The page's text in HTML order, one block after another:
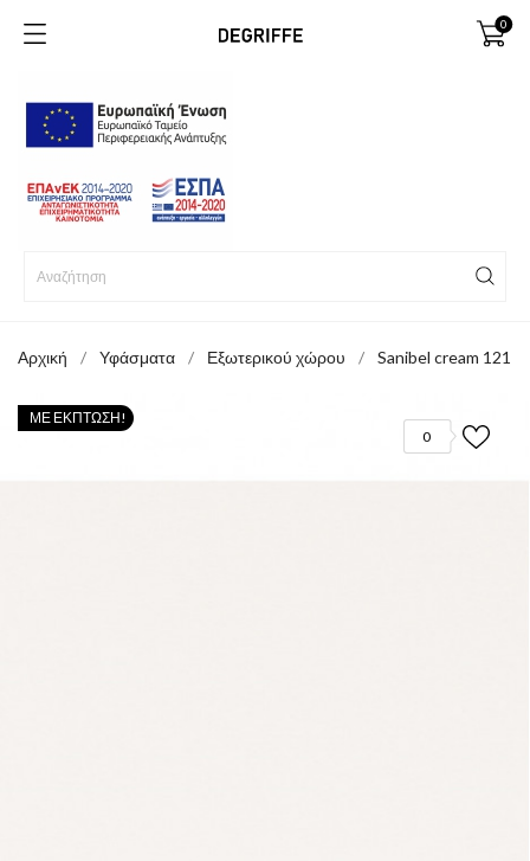
0
Αρχική Υφάσματα Εξωτερικού χώρου Sanibel cream 121
0
ΜΕ ΈΚΠΤΩΣΗ!